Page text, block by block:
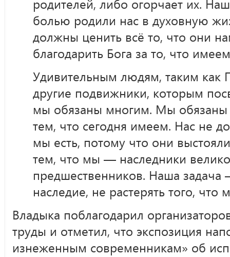
родителей, либо огорчает их.
болью родили нас в духовную
должны ценить всё то, что они
благодарить Бога за то, что
Удивительным людям, таким как
другие подвижники, которым
мы обязаны многим. Мы
тем, что сегодня имеем. Нас не
мы есть, потому что они
тем, что мы — наследники
предшественников. Наша задача
наследие, не растерять того,
Владыка поблагодарил
труды и отметил, что экспозиция
изнеженным современникам» об